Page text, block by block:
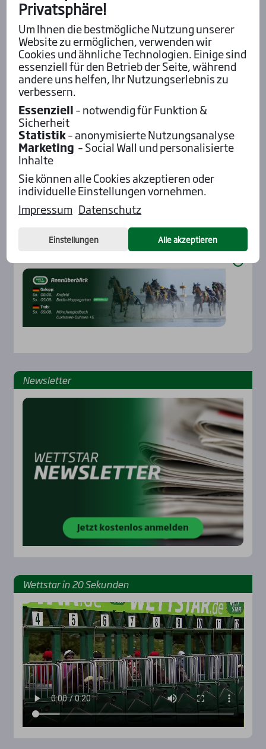
Aktu­el­les
News­let­ter
Wett­star in 20 Sekun­den
Privatsphäre!
Um Ihnen die bestmögliche Nutzung unserer
Website zu ermöglichen, verwenden wir
Cookies und ähnliche Technologien. Einige sind
essenziell für den Betrieb der Seite, während
andere uns helfen, Ihr Nutzungserlebnis zu
verbessern.
Essenziell– notwendig für Funktion &
Sicherheit
Statistik– anonymisierte Nutzungsanalyse
Marketing – Social Wall und personalisierte
Inhalte
Sie können alle Cookies akzeptieren oder
individuelle Einstellungen vornehmen.
Impressum Datenschutz
Einstellungen Alle akzeptieren